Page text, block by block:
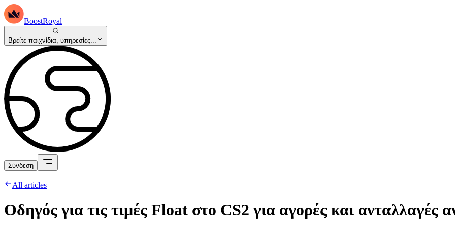
BoostRoyal
Βρείτε παιχνίδια, υπηρεσίες...
Σύνδεση
All articles
Οδηγός για τις τιμές Float στο CS2 για αγορές και ανταλλαγές